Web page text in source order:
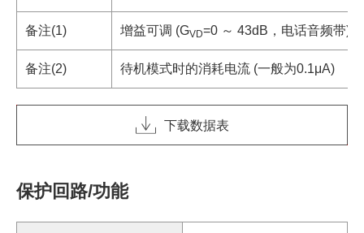
备注(1) 增益可调 (GVD=0 ～ 43dB，电话音频带)
备注(2) 待机模式时的消耗电流 (一般为0.1μA)
下载数据表
保护回路/功能